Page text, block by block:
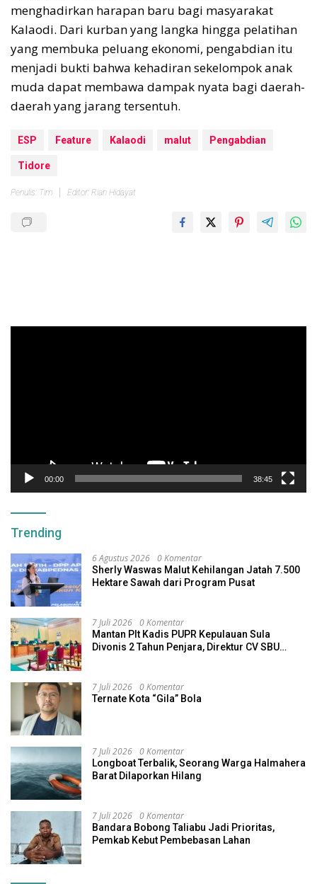
menghadirkan harapan baru bagi masyarakat
Kalaodi. Dari kurban yang langka hingga pelatihan
yang membuka peluang ekonomi, pengabdian itu
menjadi bukti bahwa kehadiran sekelompok anak
muda dapat membawa dampak nyata bagi daerah-
daerah yang jarang tersentuh.
ESP Feature Kalaodi malut Pengabdian
Tidore
Penulis: Tim Editor: Rian Hidayat
00:00 38:45
Trending
6 Agustus 2026 0 Komentar
Sherly Waswas Malut Kehilangan Jatah 7.500
Hektare Sawah dari Program Pusat
7 Juli 2026 0 Komentar
Mantan Plt Kadis PUPR Kepulauan Sula
Divonis 2 Tahun Penjara, Direktur CV SBU
7 Juli 2026 0 Komentar
Ternate Kota “Gila” Bola
7 Juli 2026 0 Komentar
Longboat Terbalik, Seorang Warga Halmahera
Barat Dilaporkan Hilang
7 Juli 2026 0 Komentar
Bandara Bobong Taliabu Jadi Prioritas,
Pemkab Kebut Pembebasan Lahan